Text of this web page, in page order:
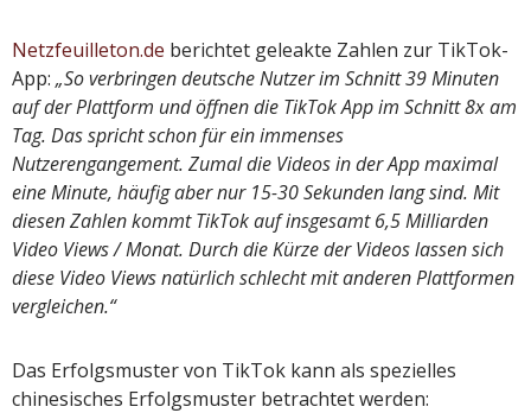
Netzfeuilleton.de berichtet geleakte Zahlen zur TikTok-
App: „So verbringen deutsche Nutzer im Schnitt 39 Minuten
auf der Plattform und öffnen die TikTok App im Schnitt 8x am
Tag. Das spricht schon für ein immenses
Nutzerengangement. Zumal die Videos in der App maximal
eine Minute, häufig aber nur 15-30 Sekunden lang sind. Mit
diesen Zahlen kommt TikTok auf insgesamt 6,5 Milliarden
Video Views / Monat. Durch die Kürze der Videos lassen sich
diese Video Views natürlich schlecht mit anderen Plattformen
vergleichen.“
Das Erfolgsmuster von TikTok kann als spezielles
chinesisches Erfolgsmuster betrachtet werden: